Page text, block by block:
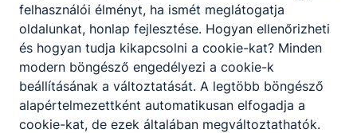
felhasználói élményt, ha ismét meglátogatja
oldalunkat, honlap fejlesztése. Hogyan ellenőrizheti
és hogyan tudja kikapcsolni a cookie-kat? Minden
modern böngésző engedélyezi a cookie-k
beállításának a változtatását. A legtöbb böngésző
alapértelmezettként automatikusan elfogadja a
cookie-kat, de ezek általában megváltoztathatók.